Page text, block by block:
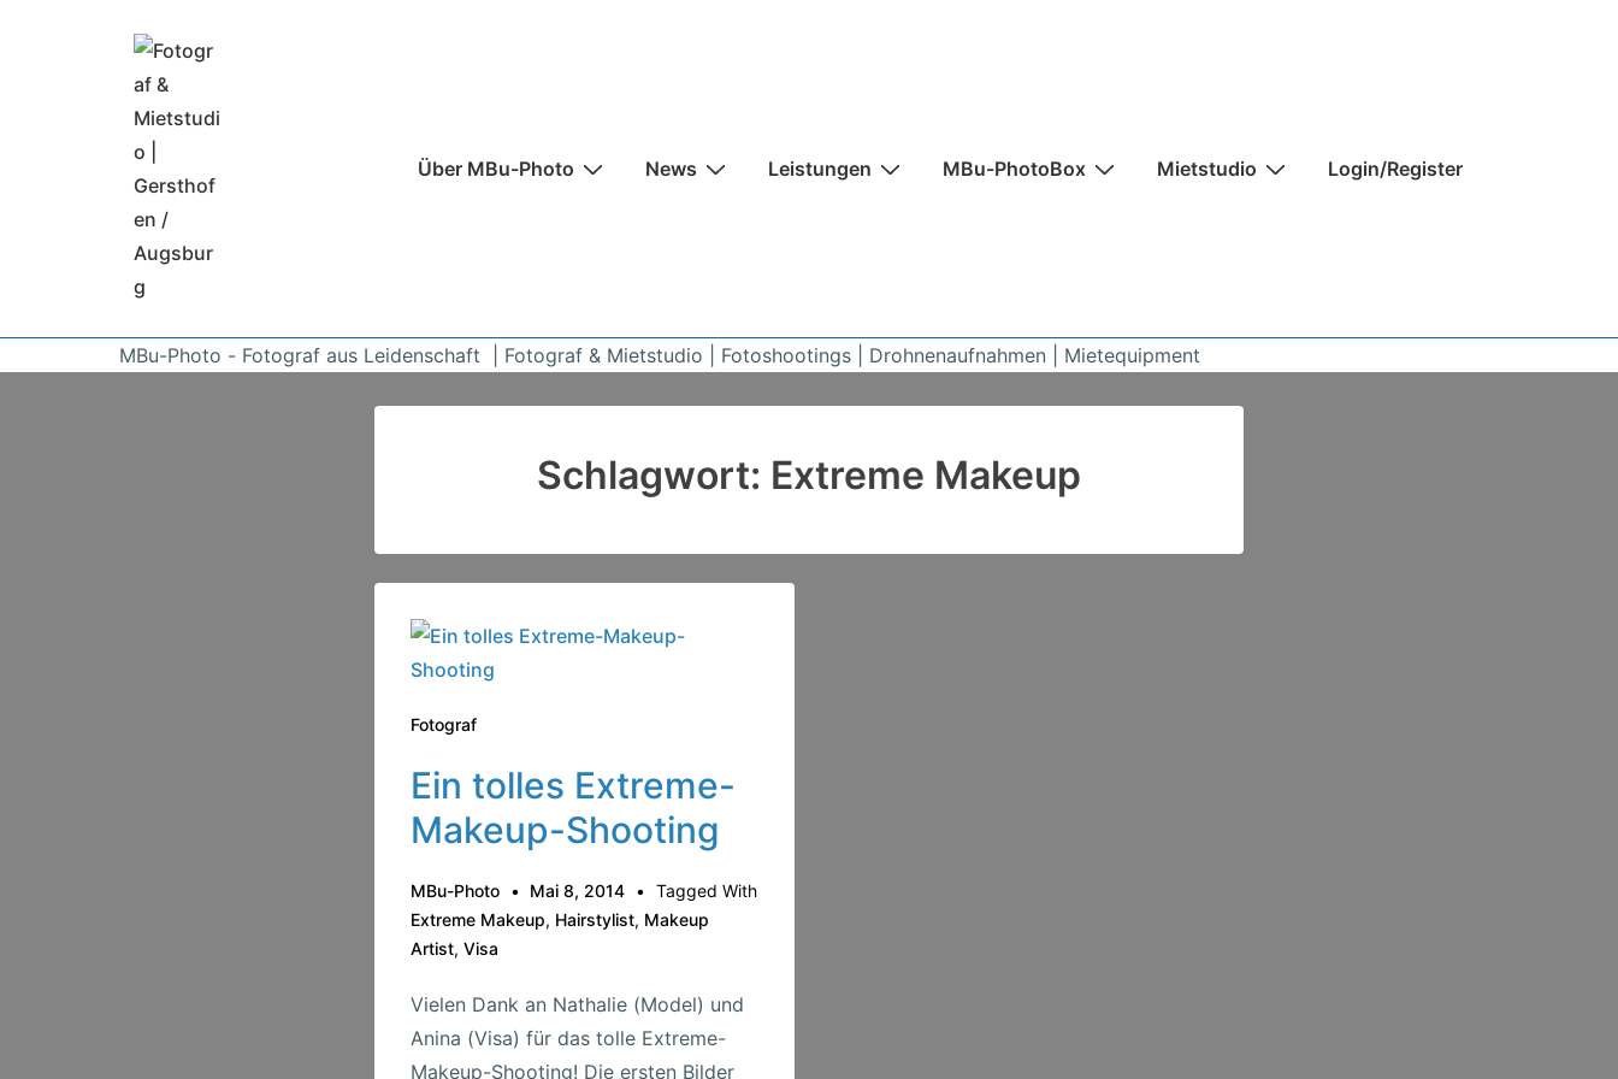
Hauptnavigation
Über MBu-Photo News Leistungen MBu-PhotoBox Mietstudio Login/Register
MBu-Photo - Fotograf aus Leidenschaft | Fotograf & Mietstudio | Fotoshootings | Drohnenaufnahmen | Mietequipment
Schlagwort: Extreme Makeup
Fotograf
Ein tolles Extreme-
Makeup-Shooting
MBu-Photo Mai 8, 2014
Tagged With
Extreme Makeup, Hairstylist, Makeup
Artist, Visa
Vielen Dank an Nathalie (Model) und
Anina (Visa) für das tolle Extreme-
Makeup-Shooting! Die ersten Bilder